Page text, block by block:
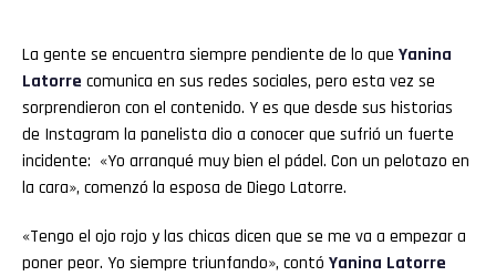
La gente se encuentra siempre pendiente de lo que Yanina
Latorre comunica en sus redes sociales, pero esta vez se
sorprendieron con el contenido. Y es que desde sus historias
de Instagram la panelista dio a conocer que sufrió un fuerte
incidente: «Yo arranqué muy bien el pádel. Con un pelotazo en
la cara», comenzó la esposa de Diego Latorre.
«Tengo el ojo rojo y las chicas dicen que se me va a empezar a
poner peor. Yo siempre triunfando», contó Yanina Latorre